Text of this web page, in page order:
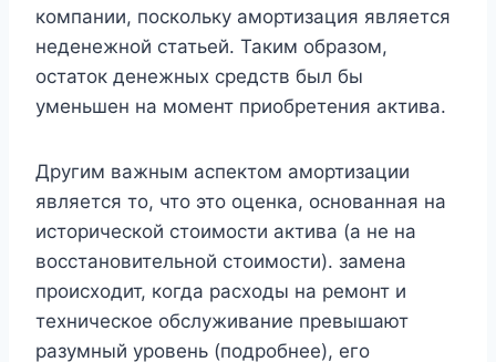
компании, поскольку амортизация является
неденежной статьей. Таким образом,
остаток денежных средств был бы
уменьшен на момент приобретения актива.
Другим важным аспектом амортизации
является то, что это оценка, основанная на
исторической стоимости актива (а не на
восстановительной стоимости). замена
происходит, когда расходы на ремонт и
техническое обслуживание превышают
разумный уровень (подробнее), его